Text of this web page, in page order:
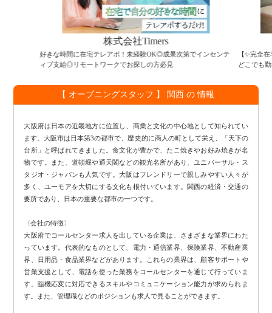
株式会社Timers
好きな時間に在宅テレアポ！未経験OK◎成果次第でインセンテ
ィブ支給◎リモートワークでお探しの方必見
【✨完全
どこでも
【 オープニングスタッフ 】 関西 の 情報
大阪府は日本の近畿地方に位置し、商業と文化の中心地として知られてい
ます。大阪市は日本第3の都市で、歴史的に商人の町として栄え、「天下の
台所」と呼ばれてきました。食文化が豊かで、たこ焼きやお好み焼きが名
物です。また、道頓堀や通天閣などの観光名所があり、ユニバーサル・ス
タジオ・ジャパンも人気です。大阪はフレンドリーで親しみやすい人々が
多く、ユーモアを大切にする文化も根付いています。関西の経済・交通の
要所であり、日本の重要な都市の一つです。
〈会社の特徴〉
大阪府でコールセンター求人を出している企業は、さまざまな業界にわた
っています。代表的なものとして、電力・通信業界、保険業界、不動産業
界、日用品・食品業界などがあります。これらの業界は、顧客サポートや
営業支援として、電話を使った業務をコールセンターを通じて行っていま
す。臨機応変に対応できるスキルやコミュニケーション能力が求められま
す。また、管理職などのポジションも求人で見ることができます。